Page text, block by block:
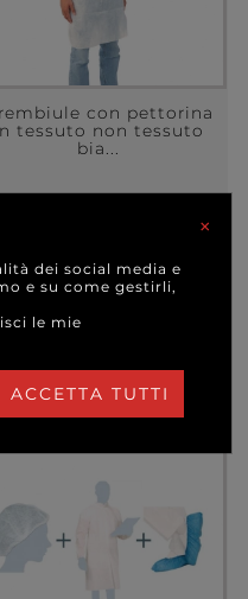
con pettorina
tessuto non tessuto
bia...
CAD.
×
dei social media e
e su come gestirli,
le mie
ACCETTA TUTTI